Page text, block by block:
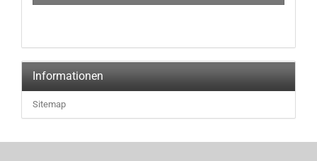
Informationen
Sitemap